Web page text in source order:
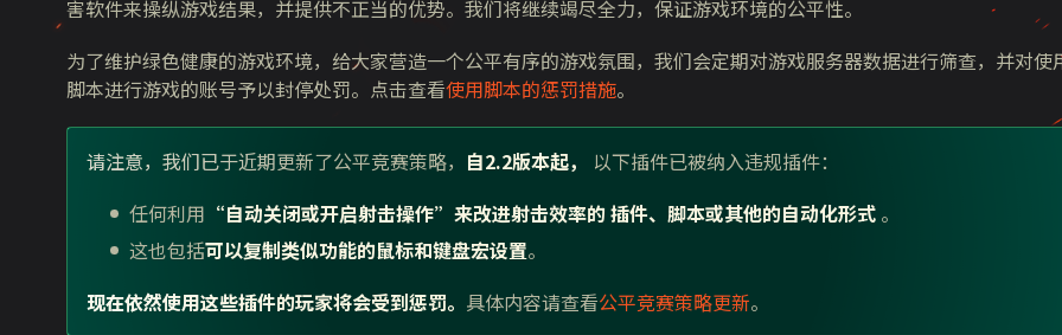
害软件来操纵游戏结果，并提供不正当的优势。 我们将继续竭尽全力，保证游戏环境的公平性。
为了维护绿色健康的游戏环境，给大家营造一个公平有序的游戏氛围，我们会定期对游戏服务器数据进行筛查，并对使
脚本进行游戏的账号予以封停处罚。点击查看使用脚本的惩罚措施。
请注意，我们已于近期更新了公平竞赛策略， 自2.2版本起，
以下插件已被纳入违规插件：
任何利用 “自动关闭或开启射击操作”来改进射击效率的 插件、脚本或其他的自动化形式 。
这也包括可以复制类似功能的鼠标和键盘宏设置。
现在依然使用这些插件的玩家将会受到惩罚。 具体内容请查看公平竞赛策略更新。